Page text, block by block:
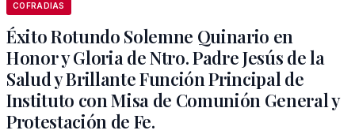
COFRADIAS
Éxito Rotundo Solemne Quinario en
Honor y Gloria de Ntro. Padre Jesús de la
Salud y Brillante Función Principal de
Instituto con Misa de Comunión General y
Protestación de Fe.